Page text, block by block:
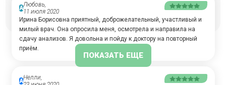
АЛюбовь,
11 июля 2020
Ирина Борисовна приятный, доброжелательный, участливый и
милый врач. Она опросила меня, осмотрела и направила на
сдачу анализов. Я довольна и пойду к доктору на повторный
приём.
АНелли,
ПОКАЗАТЬ ЕЩЕ